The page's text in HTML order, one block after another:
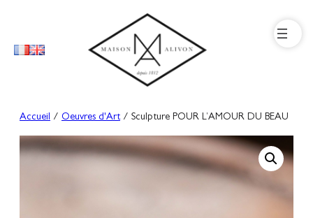
contenu
Accueil / Oeuvres d'Art/ Sculpture POUR L’AMOUR DU BEAU